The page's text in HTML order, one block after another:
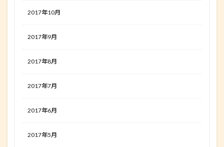
2017年10月
2017年9月
2017年8月
2017年7月
2017年6月
2017年5月